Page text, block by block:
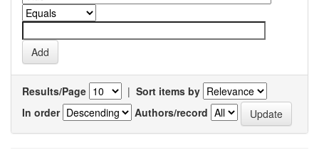
Results/Page | Sort items by
In order
Authors/record